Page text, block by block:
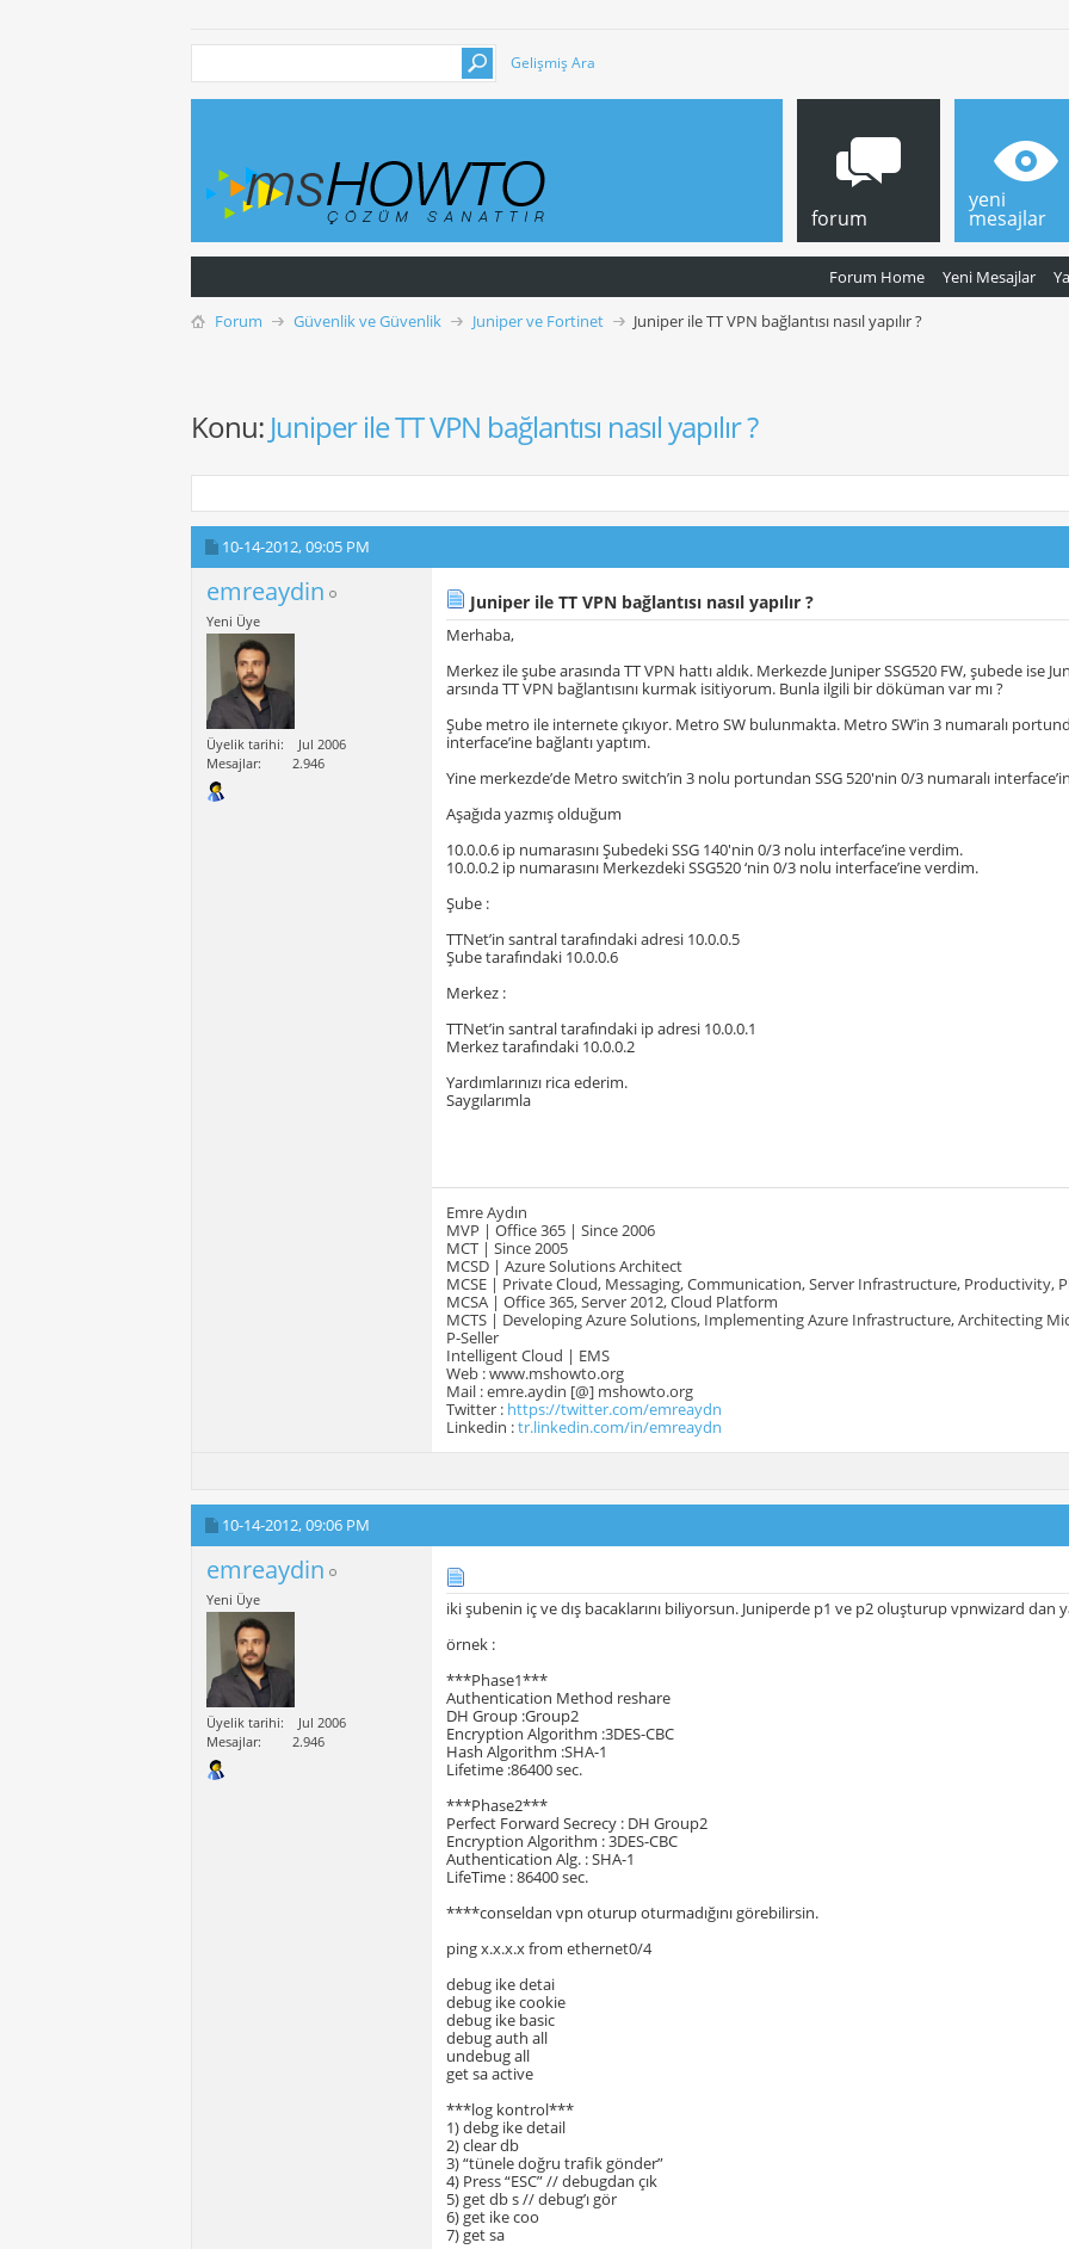
Gelişmiş Ara
forum
Forum Home Yeni Mesajlar
yeni
mesajlar
Forum Güvenlik ve Güvenlik Juniper ve Fortinet Juniper ile TT VPN bağlantısı nasıl yapılır ?
Konu: Juniper ile TT VPN bağlantısı nasıl yapılır ?
10-14-2012,09:05 PM
emreaydin
Yeni Üye
Üyelik tarihi
Jul 2006
Mesajlar
2.946
Juniper ile TT VPN bağlantısı nasıl yapılır ?
Merhaba,
Merkez ile şube arasında TT VPN hattı aldık. Merkezde Juniper SSG520 FW, şubede ise
arsında TT VPN bağlantısını kurmak isitiyorum. Bunla ilgili bir döküman var mı ?
Şube metro ile internete çıkıyor. Metro SW bulunmakta. Metro SW’in 3 numaralı
interface’ine bağlantı yaptım.
Yine merkezde’de Metro switch’in 3 nolu portundan SSG 520′nin 0/3 numaralı
Aşağıda yazmış olduğum
10.0.0.6 ip numarasını Şubedeki SSG 140′nin 0/3 nolu interface’ine verdim.
10.0.0.2 ip numarasını Merkezdeki SSG520 ‘nin 0/3 nolu interface’ine verdim.
Şube :
TTNet’in santral tarafındaki adresi 10.0.0.5
Şube tarafındaki 10.0.0.6
Merkez :
TTNet’in santral tarafındaki ip adresi 10.0.0.1
Merkez tarafındaki 10.0.0.2
Yardımlarınızı rica ederim.
Saygılarımla
Emre Aydın
MVP | Office 365 | Since 2006
MCT | Since 2005
MCSD | Azure Solutions Architect
MCSE | Private Cloud, Messaging, Communication, Server Infrastructure, Productivity,
MCSA | Office 365, Server 2012, Cloud Platform
MCTS | Developing Azure Solutions, Implementing Azure Infrastructure, Architecting
P-Seller
Intelligent Cloud | EMS
Web : www.mshowto.org
Mail : emre.aydin [@] mshowto.org
Twitter : https://twitter.com/emreaydn
Linkedin :tr.linkedin.com/in/emreaydn
10-14-2012,09:06 PM
emreaydin
Yeni Üye
Üyelik tarihi
Jul 2006
Mesajlar
2.946
iki şubenin iç ve dış bacaklarını biliyorsun. Juniperde p1 ve p2 oluşturup vpnwizard dan
örnek :
***Phase1***
Authentication Method reshare
DH Group :Group2
Encryption Algorithm :3DES-CBC
Hash Algorithm :SHA-1
Lifetime :86400 sec.
***Phase2***
Perfect Forward Secrecy : DH Group2
Encryption Algorithm : 3DES-CBC
Authentication Alg. : SHA-1
LifeTime : 86400 sec.
****conseldan vpn oturup oturmadığını görebilirsin.
ping x.x.x.x from ethernet0/4
debug ike detai
debug ike cookie
debug ike basic
debug auth all
undebug all
get sa active
***log kontrol***
1) debg ike detail
2) clear db
3) “tünele doğru trafik gönder”
4) Press “ESC” // debugdan çık
5) get db s // debug’ı gör
6) get ike coo
7) get sa